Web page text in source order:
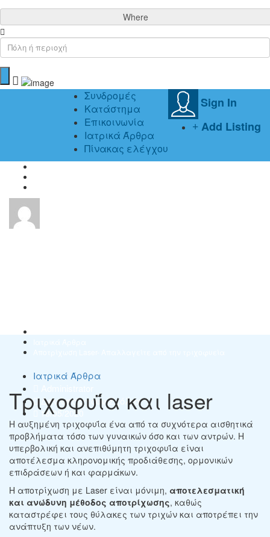
Where
Sign In
Add Listing
Συνδρομές
Κατάστημα
Επικοινωνία
Ιατρικά Άρθρα
Πίνακας ελέγχου
Ιατρικά Άρθρα
Δεν υπάρχουν Σχόλια
18/05/2020
Τριχοφυΐα και laser
Η αυξημένη τριχοφυΐα ένα από τα συχνότερα αισθητικά
προβλήματα τόσο των γυναικών όσο και των αντρών. Η
υπερβολική και ανεπιθύμητη τριχοφυΐα είναι
αποτέλεσμα κληρονομικής προδιάθεσης, ορμονικών
επιδράσεων ή και φαρμάκων.
Η αποτρίχωση με Laser είναι μόνιμη, αποτελεσματική
και ανώδυνη μέθοδος αποτρίχωσης, καθώς
καταστρέφει τους θύλακες των τριχών και αποτρέπει την
ανάπτυξη των νέων.